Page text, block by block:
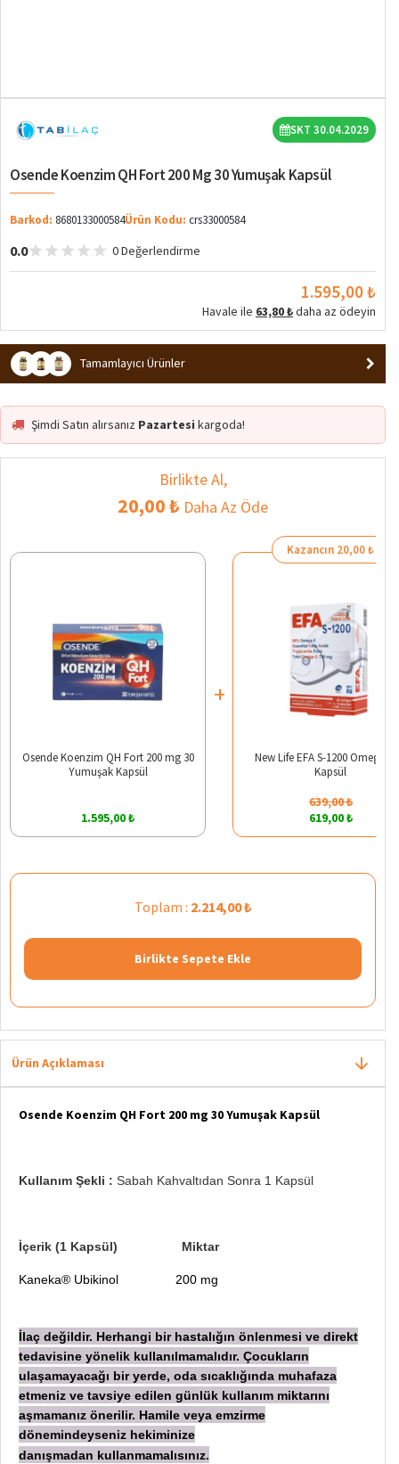
SKT 30.04.2029
Osende Koenzim QH Fort 200 Mg 30 Yumuşak Kapsül
Barkod: 8680133000584Ürün Kodu: crs33000584
0.0 0 Değerlendirme
1.595,00 ₺
Havale ile 63,80 ₺daha az ödeyin
Tamamlayıcı Ürünler
Şimdi Satın alırsanız Pazartesi kargoda!
Birlikte Al,
20,00 ₺ Daha Az Öde
Osende Koenzim QH Fort 200 mg 30
Yumuşak Kapsül
1.595,00 ₺
+
Kazancın 20,00 ₺
New Life EFA S-1200 Omega 3
Kapsül
639,00 ₺
619,00 ₺
Toplam : 2.214,00 ₺
Birlikte Sepete Ekle
Ürün Açıklaması
Osende Koenzim QH Fort 200 mg 30 Yumuşak Kapsül
Kullanım Şekli : Sabah Kahvaltıdan Sonra 1 Kapsül
İçerik (1 Kapsül) Miktar
Kaneka® Ubikinol 200 mg
İlaç değildir. Herhangi bir hastalığın önlenmesi ve direkt
tedavisine yönelik kullanılmamalıdır. Çocukların
ulaşamayacağı bir yerde, oda sıcaklığında muhafaza
etmeniz ve tavsiye edilen günlük kullanım miktarını
aşmamanız önerilir. Hamile veya emzirme
dönemindeyseniz hekiminize
danışmadan kullanmamalısınız.